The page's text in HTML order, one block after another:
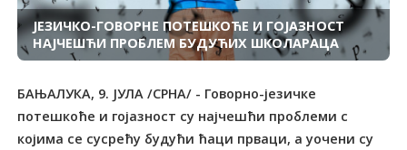
ЈЕЗИЧКО-ГОВОРНЕ ПОТЕШКОЋЕ И ГОЈАЗНОСТ
НАЈЧЕШЋИ ПРОБЛЕМ БУДУЋИХ ШКОЛАРАЦА
БАЊАЛУКА, 9. ЈУЛА /СРНА/ - Говорно-језичке
потешкоће и гојазност су најчешћи проблеми с
којима се сусрећу будући ћаци прваци, а уочени су